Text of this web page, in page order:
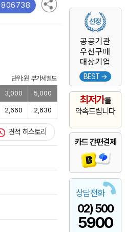
공공기관
우선구매
대상기업
BEST →
최저가를
약속드립니다
카드 간편결제
상담전화
02) 500
5900
806738
단위: 원 부가세별도
3,000 5,000
2,660 2,630
견적 히스토리